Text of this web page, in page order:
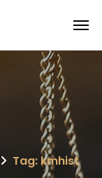
Tag: kmhist